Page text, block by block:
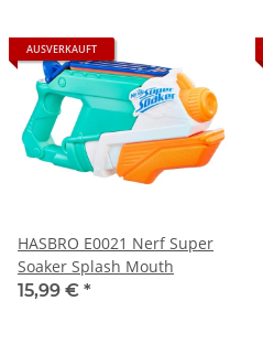
AUSVERKAUFT
HASBRO E0021 Nerf Super
Soaker Splash Mouth
15,99 € *